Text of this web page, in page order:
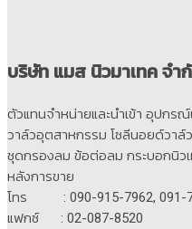
บริษัท แมส นิวมาเทค จำ
ตัวแทนจำหน่ายและนำเข้า อุปกรณ์
วาล์วอุตสาหกรรม โซลีนอยด์วาล์ว
ชุดกรองลม ข้อต่อลม กระบอกนิว
หลังการขาย
โทร : 090-915-7962, 091-
แฟกซ์ : 02-087-8520